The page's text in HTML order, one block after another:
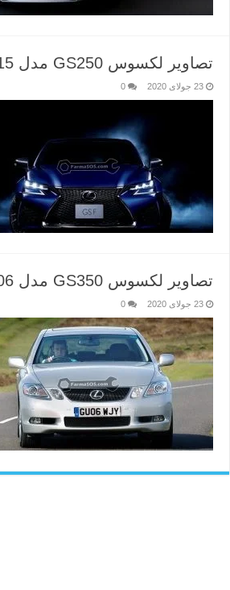
تصاویر لکسوس GS250 مدل 2015 تا 2017
23 جولای 2020 0
تصاویر لکسوس GS350 مدل 2006 تا 2010
23 جولای 2020 0